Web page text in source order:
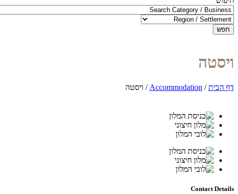
חפש
ויסטה
דף הבית/
Accommodation
/ ויסטה
Contact Details